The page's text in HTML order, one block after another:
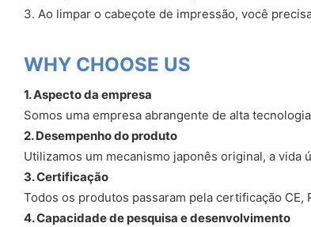
3. Ao limpar o cabeçote de impressão, você
WHY CHOOSE US
1. Aspecto da empresa
Somos uma empresa abrangente de alta
2. Desempenho do produto
Utilizamos um mecanismo japonês original, a vida
3. Certificação
Todos os produtos passaram pela certificação CE,
4. Capacidade de pesquisa e desenvolvimento